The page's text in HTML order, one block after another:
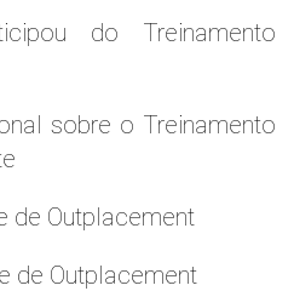
do Treinamento
sobre o Treinamento
de Outplacement
de Outplacement